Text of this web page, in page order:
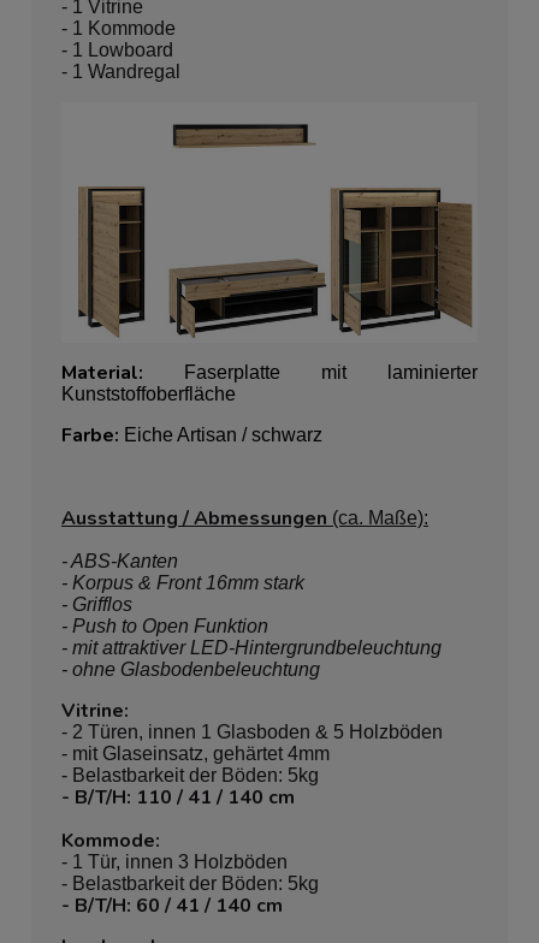
- 1 Vitrine
- 1 Kommode
- 1 Lowboard
- 1 Wandregal
Material:
Faserplatte mit laminierter
Kunststoffoberfläche
Farbe: Eiche Artisan / schwarz
Ausstattung / Abmessungen (ca. Maße):
- ABS-Kanten
- Korpus & Front 16mm stark
- Grifflos
- Push to Open Funktion
- mit attraktiver LED-Hintergrundbeleuchtung
- ohne Glasbodenbeleuchtung
Vitrine:
- 2 Türen, innen 1 Glasboden & 5 Holzböden
- mit Glaseinsatz, gehärtet 4mm
- Belastbarkeit der Böden: 5kg
- B/T/H: 110 / 41 / 140 cm
Kommode:
- 1 Tür, innen 3 Holzböden
- Belastbarkeit der Böden: 5kg
- B/T/H: 60 / 41 / 140 cm